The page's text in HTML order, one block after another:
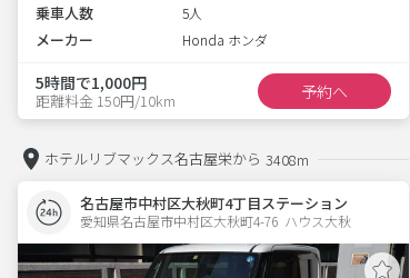
乗車人数 5人
メーカー Honda ホンダ
5時間で1,000円
距離料金 150円/10km 予約へ
ホテルリブマックス名古屋栄から 3408m
名古屋市中村区大秋町4丁目ステーション
愛知県名古屋市中村区大秋町4-76  ハウス大秋